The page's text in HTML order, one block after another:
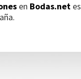
en Bodas.net